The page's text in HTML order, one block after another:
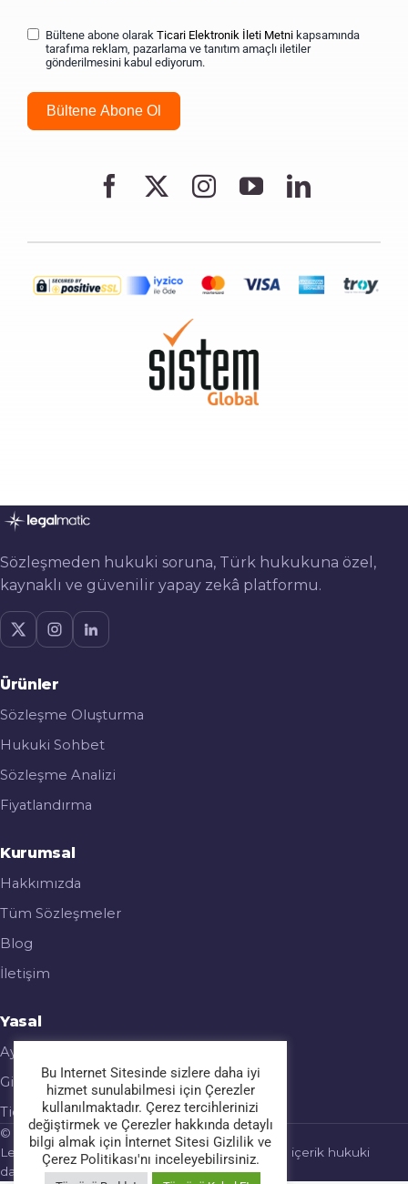
Bültene abone olarak Ticari Elektronik İleti Metnikapsamında
tarafıma reklam, pazarlama ve tanıtım amaçlı iletiler
gönderilmesini kabul ediyorum.
Bültene Abone Ol
Sözleşmeden hukuki soruna, Türk hukukuna özel,
kaynaklı ve güvenilir yapay zekâ platformu.
Ürünler
Sözleşme Oluşturma
Hukuki Sohbet
Sözleşme Analizi
Fiyatlandırma
Kurumsal
Hakkımızda
Tüm Sözleşmeler
Blog
İletişim
Yasal
Aydınlatma Metni
Gizlilik & Çerez Politikası
Ticari Elektronik İleti
© 2026 Legalmatic. Tüm hakları saklıdır.
Legalmatic bir hukuk bürosu değildir; sağlanan içerik hukuki
danışmanlık yerine geçmez.
Bu Internet Sitesinde sizlere daha iyi
hizmet sunulabilmesi için Çerezler
kullanılmaktadır. Çerez tercihlerinizi
değiştirmek ve Çerezler hakkında detaylı
bilgi almak için İnternet Sitesi Gizlilik ve
Çerez Politikası'nı inceleyebilirsiniz.